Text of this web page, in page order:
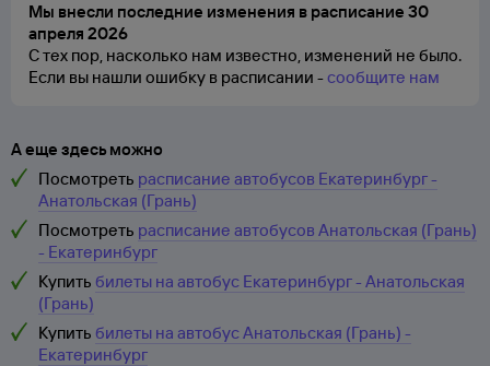
Мы внесли последние изменения в расписание 30
апреля 2026
С тех пор, насколько нам известно, изменений не было.
Если вы нашли ошибку в расписании -сообщите нам
А еще здесь можно
Посмотреть расписание автобусов Екатеринбург -
Анатольская (Грань)
Посмотреть расписание автобусов Анатольская (Грань)
- Екатеринбург
Купить билеты на автобус Екатеринбург - Анатольская
(Грань)
Купить билеты на автобус Анатольская (Грань) -
Екатеринбург